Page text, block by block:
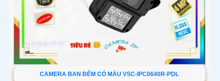
CAMERA BAN ĐÊM CÓ MÀU VSC-IPC0640R-PDL